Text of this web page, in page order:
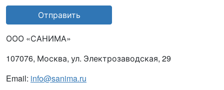
Отправить
ООО «САНИМА»
107076, Москва, ул. Электрозаводская, 29
Email: info@sanima.ru